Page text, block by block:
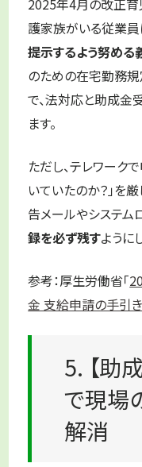
2025年4月の改正育
護家族がいる従業員
提示するよう努める
のための在宅勤務規
で、法対応と助成金
ます。
ただし、テレワーク
いていたのか？」を
告メールやシステム
録を必ず残すように
参考：厚生労働省「
金 支給申請の手引き
5. 【助
で現場
解消